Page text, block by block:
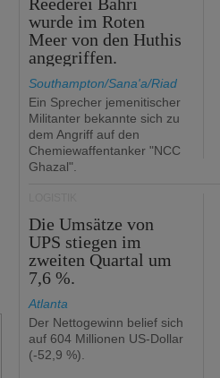
wurde im Roten
Meer von den Huthis
angegriffen.
Southampton/Sana'a/Riad
Ein Sprecher jemenitischer
Militanter bekannte sich zu
dem Angriff auf den
Chemiewaffentanker "NCC
Ghazal".
Die Umsätze von
UPS stiegen im
zweiten Quartal um
7,6 %.
Atlanta
Der Nettogewinn belief sich
auf 604 Millionen US-Dollar
(-52,9 %).